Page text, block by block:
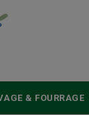
& FOURRAGE